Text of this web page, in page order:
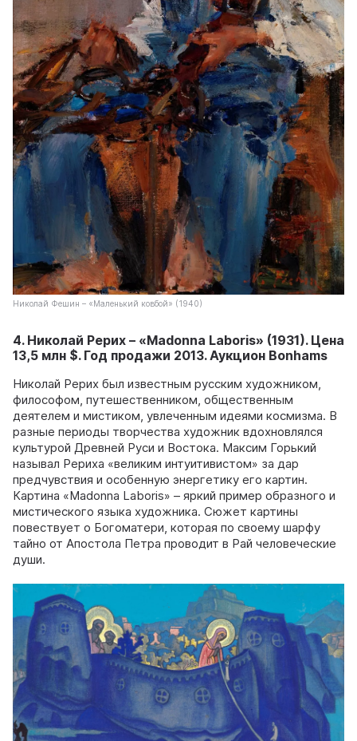
Николай Фешин – «Маленький ковбой» (1940)
4. Николай Рерих – «Madonna Laboris» (1931). Цена
13,5 млн $. Год продажи 2013. Аукцион Bonhams
Николай Рерих был известным русским художником,
философом, путешественником, общественным
деятелем и мистиком, увлеченным идеями космизма. В
разные периоды творчества художник вдохновлялся
культурой Древней Руси и Востока. Максим Горький
называл Рериха «великим интуитивистом» за дар
предчувствия и особенную энергетику его картин.
Картина «Madonna Laboris» – яркий пример образного и
мистического языка художника. Сюжет картины
повествует о Богоматери, которая по своему шарфу
тайно от Апостола Петра проводит в Рай человеческие
души.